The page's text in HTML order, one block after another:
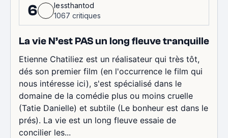
6
lessthantod
1067 critiques
La vie N’est PAS un long fleuve tranquille
Etienne Chatiliez est un réalisateur qui très tôt,
dés son premier film (en l'occurrence le film qui
nous intéresse ici), s'est spécialisé dans le
domaine de la comédie plus ou moins cruelle
(Tatie Danielle) et subtile (Le bonheur est dans le
prés). La vie est un long fleuve essaie de
concilier les...